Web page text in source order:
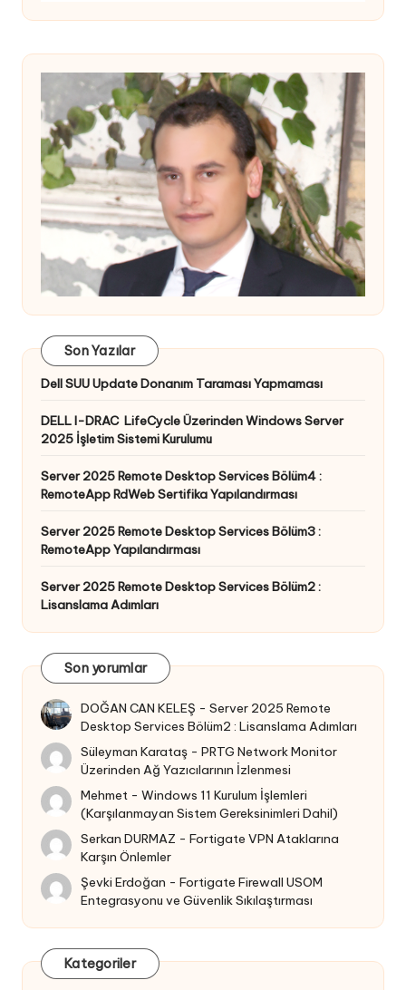
Son Yazılar
Dell SUU Update Donanım Taraması Yapmaması
DELL I-DRAC LifeCycle Üzerinden Windows Server
2025 İşletim Sistemi Kurulumu
Server 2025 Remote Desktop Services Bölüm4 :
RemoteApp RdWeb Sertifika Yapılandırması
Server 2025 Remote Desktop Services Bölüm3 :
RemoteApp Yapılandırması
Server 2025 Remote Desktop Services Bölüm2 :
Lisanslama Adımları
Son yorumlar
DOĞAN CAN KELEŞ -Server 2025 Remote
Desktop Services Bölüm2 : Lisanslama Adımları
Süleyman Karataş -PRTG Network Monitor
Üzerinden Ağ Yazıcılarının İzlenmesi
Mehmet -Windows 11 Kurulum İşlemleri
(Karşılanmayan Sistem Gereksinimleri Dahil)
Serkan DURMAZ -Fortigate VPN Ataklarına
Karşın Önlemler
Şevki Erdoğan -Fortigate Firewall USOM
Entegrasyonu ve Güvenlik Sıkılaştırması
Kategoriler